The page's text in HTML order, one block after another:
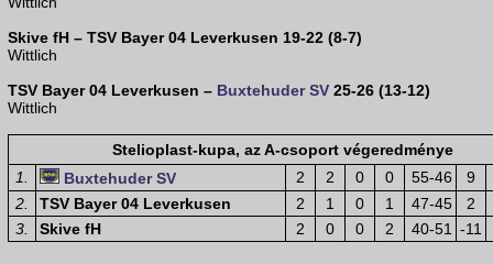
Skive fH – TSV Bayer 04 Leverkusen 19-22 (8-7)
Wittlich
TSV Bayer 04 Leverkusen – Buxtehuder SV 25-26 (13-12)
Wittlich
Stelioplast-kupa, az A-csoport végeredménye
1.
Buxtehuder SV 2 2 0 0 55-46
9
2.
TSV Bayer 04 Leverkusen 2 1 0 1 47-45
2
3.
Skive fH 2 0 0 2 40-51 -11